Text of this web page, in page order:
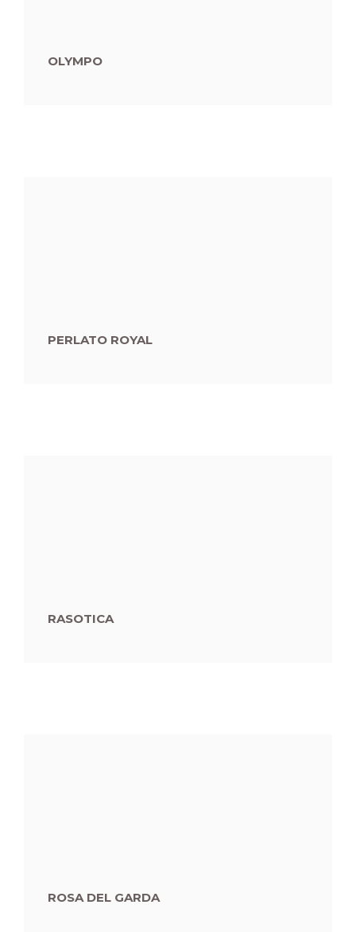
OLYMPO
PERLATO ROYAL
RASOTICA
ROSA DEL GARDA